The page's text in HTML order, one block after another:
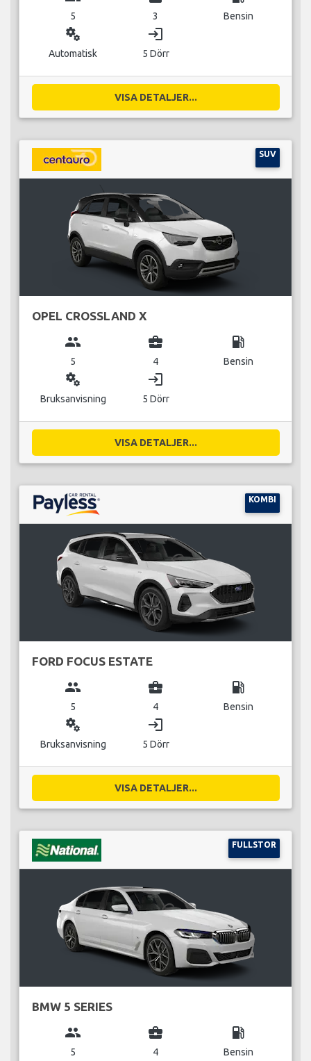
5 3 Bensin
miscellaneous_services
Automatisk
login
5 Dörr
VISA DETALJER...
SUV
OPEL CROSSLAND X
group
5
business_center
4
local_gas_station
Bensin
miscellaneous_services
Bruksanvisning
login
5 Dörr
VISA DETALJER...
KOMBI
FORD FOCUS ESTATE
group
5
business_center
4
local_gas_station
Bensin
miscellaneous_services
Bruksanvisning
login
5 Dörr
VISA DETALJER...
FULLSTOR
BMW 5 SERIES
group
5
business_center
4
local_gas_station
Bensin